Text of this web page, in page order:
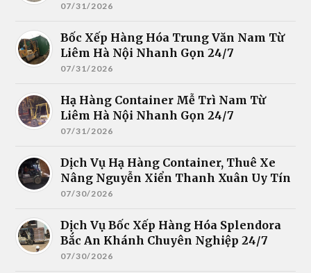
07/31/2026
Bốc Xếp Hàng Hóa Trung Văn Nam Từ
Liêm Hà Nội Nhanh Gọn 24/7
07/31/2026
Hạ Hàng Container Mễ Trì Nam Từ
Liêm Hà Nội Nhanh Gọn 24/7
07/31/2026
Dịch Vụ Hạ Hàng Container, Thuê Xe
Nâng Nguyễn Xiển Thanh Xuân Uy Tín
07/30/2026
Dịch Vụ Bốc Xếp Hàng Hóa Splendora
Bắc An Khánh Chuyên Nghiệp 24/7
07/30/2026